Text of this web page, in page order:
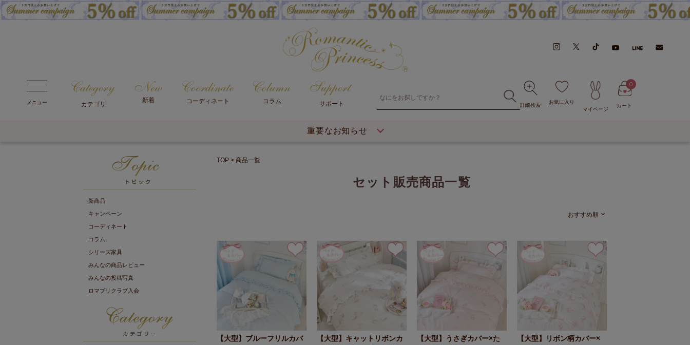
メニュー カテゴリ
新着 コーディネート コラム サポート 詳細検索
お気に入り
マイページ
カート
0
重要なお知らせ
新商品
キャンペーン
コーディネート
コラム
シリーズ家具
みんなの商品レビュー
みんなの投稿写真
ロマプリクラブ入会
TOP 商品一覧
セット販売商品一覧
おすすめ順
【大型】ブルーフリルカバ
【大型】キャットリボンカ
【大型】うさぎカバー×た
【大型】リボン柄カバー×